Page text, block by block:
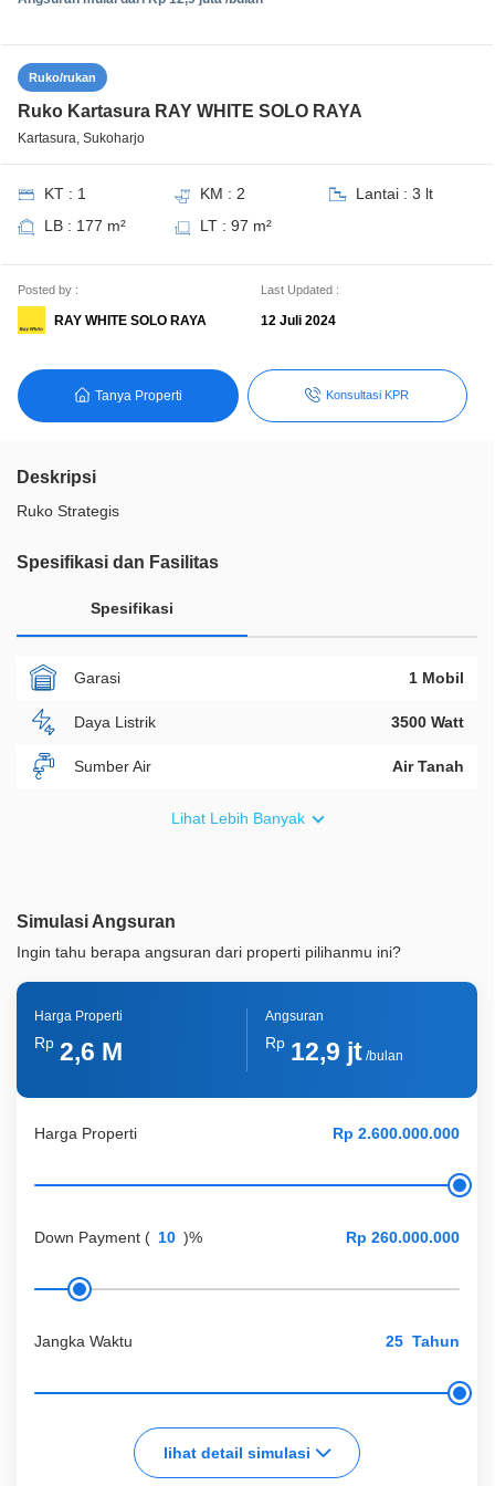
Ruko/rukan
Ruko Kartasura RAY WHITE SOLO RAYA
Kartasura, Sukoharjo
KT : 1 KM : 2
Lantai : 3 lt
LB : 177 m²
LT : 97 m²
Posted by :
RAY WHITE SOLO RAYA
Last Updated :
12 Juli 2024
Tanya Properti Konsultasi KPR
Deskripsi
Ruko Strategis
Spesifikasi dan Fasilitas
Spesifikasi
Garasi 1 Mobil
Daya Listrik 3500 Watt
Sumber Air Air Tanah
ID Properti
Lihat Lebih Banyak
Simulasi Angsuran
Ingin tahu berapa angsuran dari properti pilihanmu ini?
Harga Properti
Down Payment ( )%
Jangka Waktu Tahun
lihat detail simulasi
Harga Properti
Rp 2,6 M
Angsuran
Rp 12,9 jt/bulan